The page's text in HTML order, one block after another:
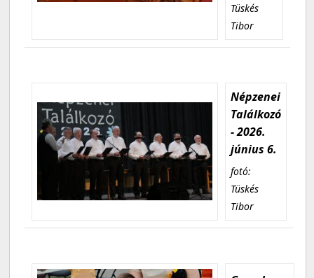
Tüskés
Tibor
Népzenei
Találkozó
- 2026.
június 6.
fotó:
Tüskés
Tibor